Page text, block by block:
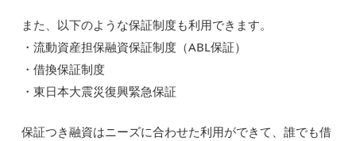
また、以下のような保証制度も利用できます。
・流動資産担保融資保証制度（ABL保証）
・借換保証制度
・東日本大震災復興緊急保証
保証つき融資はニーズに合わせた利用ができて、誰でも借